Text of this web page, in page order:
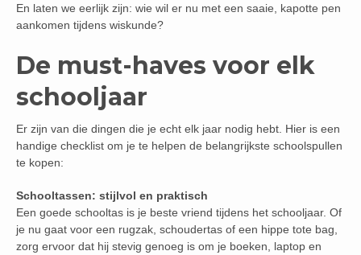
En laten we eerlijk zijn: wie wil er nu met een saaie, kapotte pen
aankomen tijdens wiskunde?
De must-haves voor elk
schooljaar
Er zijn van die dingen die je echt elk jaar nodig hebt. Hier is een
handige checklist om je te helpen de belangrijkste schoolspullen
te kopen:
Schooltassen: stijlvol en praktisch
Een goede schooltas is je beste vriend tijdens het schooljaar. Of
je nu gaat voor een rugzak, schoudertas of een hippe tote bag,
zorg ervoor dat hij stevig genoeg is om je boeken, laptop en